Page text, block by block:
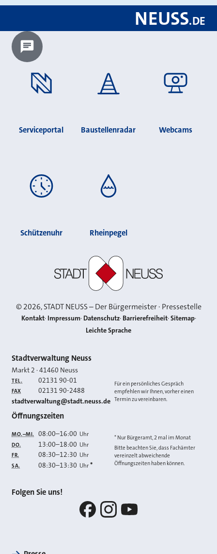
NEUSS.DE
Chatbot laden?
Serviceportal Baustellenradar Webcams
Schützenuhr Rheinpegel
©2026, STADT NEUSS – Der Bürgermeister · Pressestelle
Kontakt Impressum Datenschutz Barrierefreiheit Sitemap
Leichte Sprache
Kontakt
Stadtverwaltung Neuss
Markt 2 ·41460 Neuss
TEL. 02131 90-01
FAX 02131 90-2488
E-MAIL
stadtverwaltung@stadt.neuss.de
Für ein persönliches Gespräch
empfehlen wir Ihnen, vorher einen
Termin zu vereinbaren.
Öffnungszeiten
MO.–MI. 08:00–16:00 Uhr
DO. 13:00–18:00 Uhr
FR. 08:30–12:30 Uhr
SA. 08:30–13:30 Uhr *
* Nur Bürgeramt, 2 mal im Monat
Bitte beachten Sie, dass Fachämter
vereinzelt abweichende
Öffnungszeiten haben können.
Folgen Sie uns!